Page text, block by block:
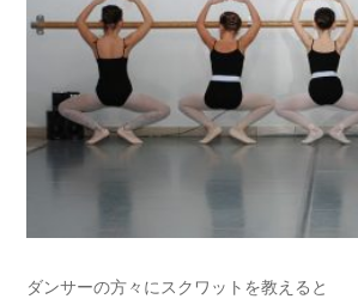
ダンサーの方々にスクワットを教えると